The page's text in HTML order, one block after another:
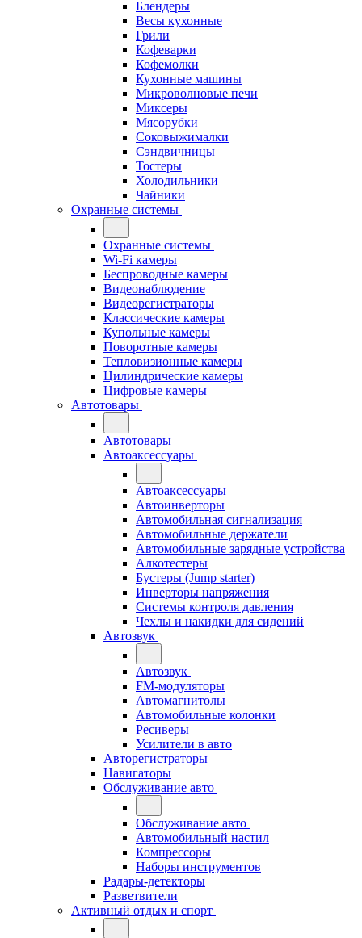
Блендеры
Весы кухонные
Грили
Кофеварки
Кофемолки
Кухонные машины
Микроволновые печи
Миксеры
Мясорубки
Соковыжималки
Сэндвичницы
Тостеры
Холодильники
Чайники
Охранные системы
Охранные системы
Wi-Fi камеры
Беспроводные камеры
Видеонаблюдение
Видеорегистраторы
Классические камеры
Купольные камеры
Поворотные камеры
Тепловизионные камеры
Цилиндрические камеры
Цифровые камеры
Автотовары
Автотовары
Автоаксессуары
Автоаксессуары
Автоинверторы
Автомобильная сигнализация
Автомобильные держатели
Автомобильные зарядные устройства
Алкотестеры
Бустеры (Jump starter)
Инверторы напряжения
Системы контроля давления
Чехлы и накидки для сидений
Автозвук
Автозвук
FM-модуляторы
Автомагнитолы
Автомобильные колонки
Ресиверы
Усилители в авто
Авторегистраторы
Навигаторы
Обслуживание авто
Обслуживание авто
Автомобильный настил
Компрессоры
Наборы инструментов
Радары-детекторы
Разветвители
Активный отдых и спорт